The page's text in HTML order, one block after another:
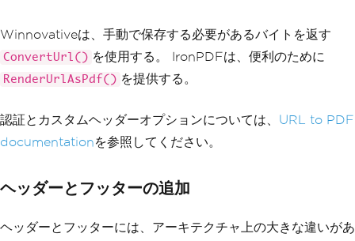
L created successfully");
}
Winnovativeは、手動で保存する必要があるバイトを返す
ConvertUrl() を使用する。 IronPDFは、便利のために
RenderUrlAsPdf() を提供する。
認証とカスタムヘッダーオプションについては、 URL to PDF
documentationを参照してください。
ヘッダーとフッターの追加
ヘッダーとフッターには、アーキテクチャ上の大きな違いがあ